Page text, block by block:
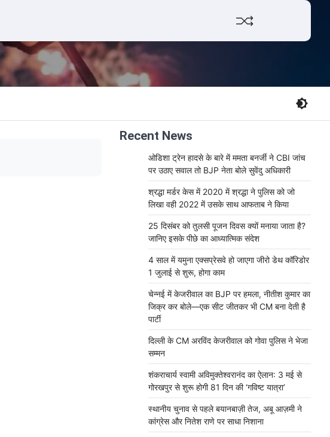
Recent News
ओडिशा ट्रेन हादसे के बारे में ममता बनर्जी ने CBI जांच
पर उठाए सवाल तो BJP नेता बोले सुवेंदु अधिकारी
श्रद्धा मर्डर केस में 2020 में श्रद्धा ने पुलिस को जो
लिखा वही 2022 में उसके साथ आफताब ने किया
25 दिसंबर को तुलसी पूजन दिवस क्यों मनाया जाता है?
जानिए इसके पीछे का आध्यात्मिक संदेश
4 साल में यमुना एक्सप्रेसवे हो जाएगा जीरो डेथ कॉरिडोर
1 जुलाई से शुरू, होगा काम
चेन्नई में केजरीवाल का BJP पर हमला, नीतीश कुमार का
जिक्र कर बोले—एक सीट जीतकर भी CM बना देती है
पार्टी
दिल्ली के CM अरविंद केजरीवाल को गोवा पुलिस ने भेजा
सम्मन
शंकराचार्य स्वामी अविमुक्तेश्वरानंद का ऐलान: 3 मई से
गोरखपुर से शुरू होगी 81 दिन की ‘गविष्ट यात्रा’
स्थानीय चुनाव से पहले बयानबाज़ी तेज, अबू आज़मी ने
कांग्रेस और नितेश राणे पर साधा निशाना